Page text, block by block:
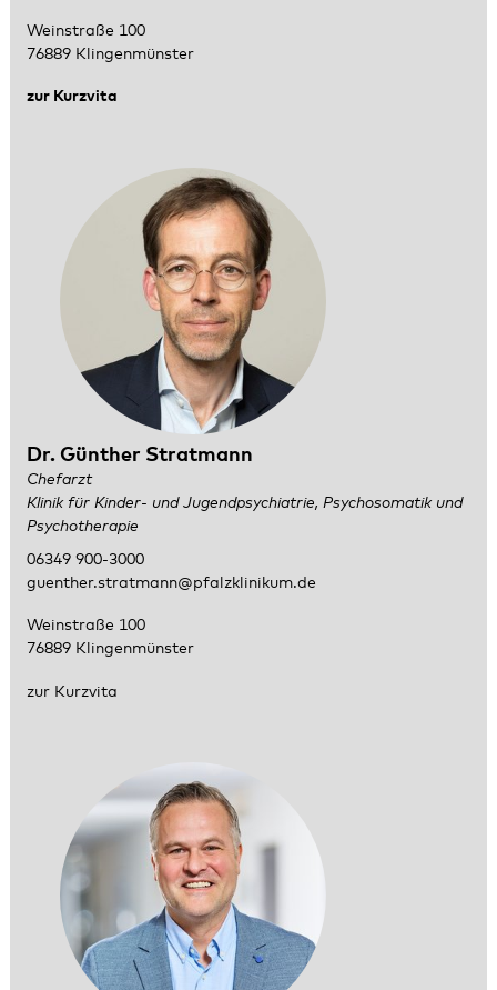
Weinstraße 100
76889 Klingenmünster
zur Kurzvita
Dr. Günther Stratmann
Chefarzt
Klinik für Kinder- und Jugendpsychiatrie, Psychosomatik und
Psychotherapie
06349 900-3000
guenther.stratmann@pfalzklinikum.de
Weinstraße 100
76889 Klingenmünster
zur Kurzvita